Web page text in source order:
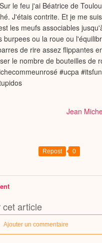
le feu j'ai Béatrice de
J'étais contrite. Et je me
les meufs associables
burpees ou la roue ou
de rire assez flippantes
le nombre de bouteilles de
#ucpa
Repost 0
cet article
Ajouter un commentaire